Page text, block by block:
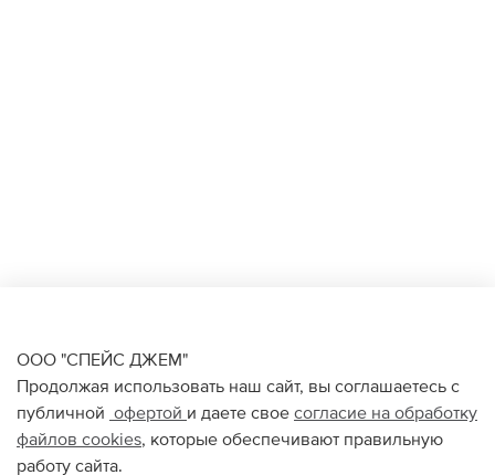
ООО "СПЕЙС ДЖЕМ"
Продолжая использовать наш сайт, вы соглашаетесь с
публичной офертой и даете свое согласие на обработку
файлов cookies, которые обеспечивают правильную
работу сайта.